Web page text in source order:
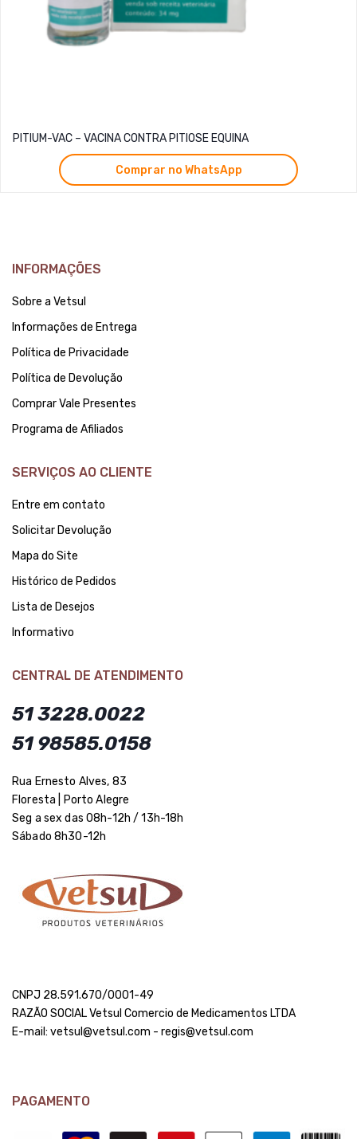
PITIUM-VAC – VACINA CONTRA PITIOSE EQUINA
Comprar no WhatsApp
INFORMAÇÕES
Sobre a Vetsul
Informações de Entrega
Política de Privacidade
Política de Devolução
Comprar Vale Presentes
Programa de Afiliados
SERVIÇOS AO CLIENTE
Entre em contato
Solicitar Devolução
Mapa do Site
Histórico de Pedidos
Lista de Desejos
Informativo
CENTRAL DE ATENDIMENTO
51 3228.0022
51 98585.0158
Rua Ernesto Alves, 83
Floresta | Porto Alegre
Seg a sex das 08h-12h / 13h-18h
Sábado 8h30-12h
CNPJ 28.591.670/0001-49
RAZÃO SOCIAL Vetsul Comercio de Medicamentos LTDA
E-mail: vetsul@vetsul.com - regis@vetsul.com
PAGAMENTO